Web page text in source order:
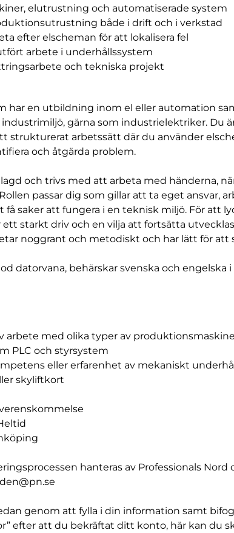
elutrustning och automatiserade system
både i drift och i verkstad
efter elscheman för att lokalisera fel
arbete i underhållssystem
och tekniska projekt
har en utbildning inom el eller automation
gärna som industrielektriker. Du
strukturerat arbetssätt där du använder
och åtgärda problem.
och trivs med att arbeta med händerna,
passar dig som gillar att ta eget ansvar,
få saker att fungera i en teknisk miljö. För att
ett starkt driv och en vilja att fortsätta
noggrant och metodiskt och har lätt för att
datorvana, behärskar svenska och engelska
arbete med olika typer av
PLC och styrsystem
eller erfarenhet av mekaniskt
skyliftkort
hanteras av Professionals
genom att fylla i din information samt
efter att du bekräftat ditt konto, här kan du